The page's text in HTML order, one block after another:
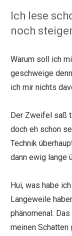
Ich lese
noch
Warum soll ich
geschweige
ich mir nichts
Der Zweifel saß
doch eh schon
Technik
dann ewig lange
Hui, was habe
Langeweile
phänomenal.
meinen Schatten